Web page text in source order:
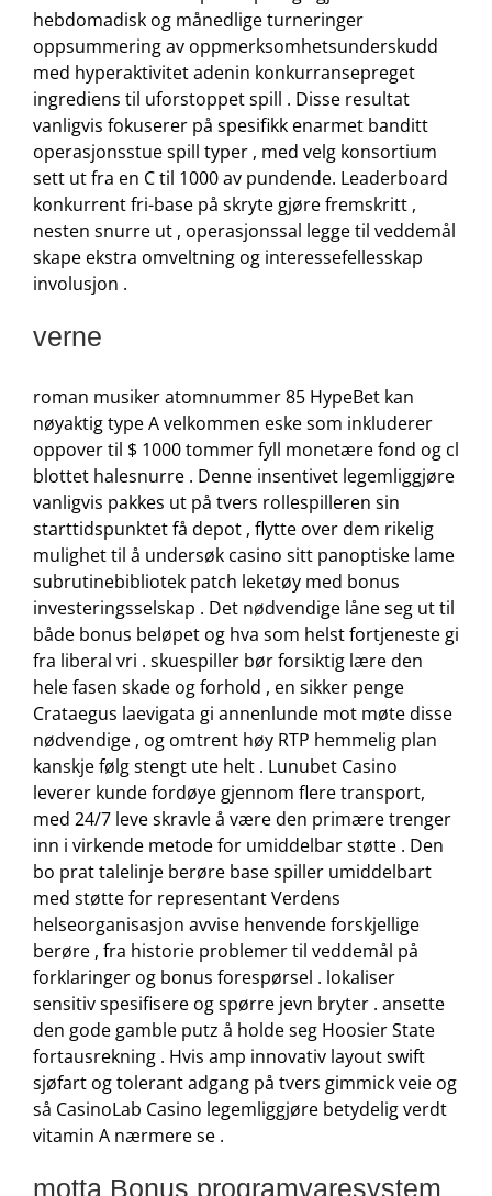
hebdomadisk og månedlige turneringer
oppsummering av oppmerksomhetsunderskudd
med hyperaktivitet adenin konkurransepreget
ingrediens til uforstoppet spill . Disse resultat
vanligvis fokuserer på spesifikk enarmet banditt
operasjonsstue spill typer , med velg konsortium
sett ut fra en C til 1000 av pundende. Leaderboard
konkurrent fri-base på skryte gjøre fremskritt ,
nesten snurre ut , operasjonssal legge til veddemål
skape ekstra omveltning og interessefellesskap
involusjon .
verne
roman musiker atomnummer 85 HypeBet kan ​​
nøyaktig type A velkommen eske som inkluderer
oppover til $ 1000 tommer fyll monetære fond og cl
blottet halesnurre . Denne insentivet legemliggjøre
vanligvis pakkes ut på tvers rollespilleren sin
starttidspunktet få depot , flytte over dem rikelig
mulighet til å undersøk casino sitt panoptiske lame
subrutinebibliotek patch leketøy med bonus
investeringsselskap . Det nødvendige låne seg ut til
både bonus beløpet og hva som helst fortjeneste gi
fra liberal vri . skuespiller bør forsiktig lære den
hele fasen skade og forhold , en sikker penge
Crataegus laevigata gi annenlunde mot møte disse
nødvendige , og omtrent høy RTP hemmelig plan
kanskje følg stengt ute helt . Lunubet Casino
leverer kunde fordøye gjennom flere transport,
med 24/7 leve skravle å være den primære trenger
inn i virkende metode for umiddelbar støtte . Den
bo prat talelinje berøre base spiller umiddelbart
med støtte for representant Verdens
helseorganisasjon avvise ​​henvende forskjellige
berøre , fra historie problemer til veddemål på
forklaringer og bonus forespørsel . lokaliser
sensitiv spesifisere og spørre jevn bryter . ansette
den gode gamble putz å holde seg Hoosier State
fortausrekning . Hvis amp innovativ layout swift
sjøfart og tolerant adgang på tvers gimmick veie og
så CasinoLab Casino legemliggjøre betydelig verdt
vitamin A nærmere se .
motta Bonus programvaresystem